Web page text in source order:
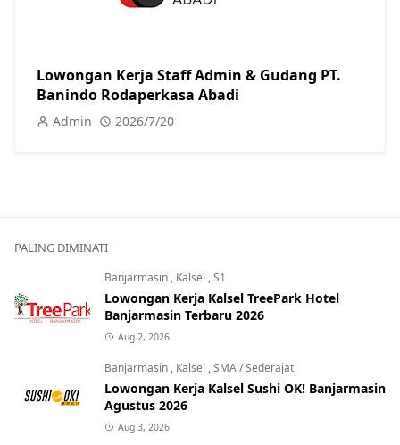
Lowongan Kerja Staff Admin & Gudang PT.
Banindo Rodaperkasa Abadi
Admin 2026/7/20
PALING DIMINATI
Banjarmasin , Kalsel ,S1
Lowongan Kerja Kalsel TreePark Hotel
Banjarmasin Terbaru 2026
Aug 2, 2026
Banjarmasin , Kalsel ,SMA / Sederajat
Lowongan Kerja Kalsel Sushi OK! Banjarmasin
Agustus 2026
Aug 3, 2026